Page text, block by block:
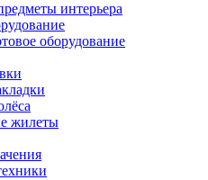
интерьера
оборудование
жилеты